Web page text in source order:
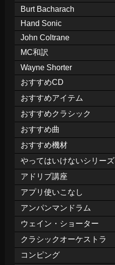
Burt Bacharach
Hand Sonic
John Coltrane
MC和訳
Wayne Shorter
おすすめCD
おすすめアイテム
おすすめクラシック
おすすめ曲
おすすめ機材
やってはいけないシリーズ
アドリブ講座
アプリ使いこなし
アンパンマンドラム
ウェイン・ショーター
クラシックオーケストラ
コンピング